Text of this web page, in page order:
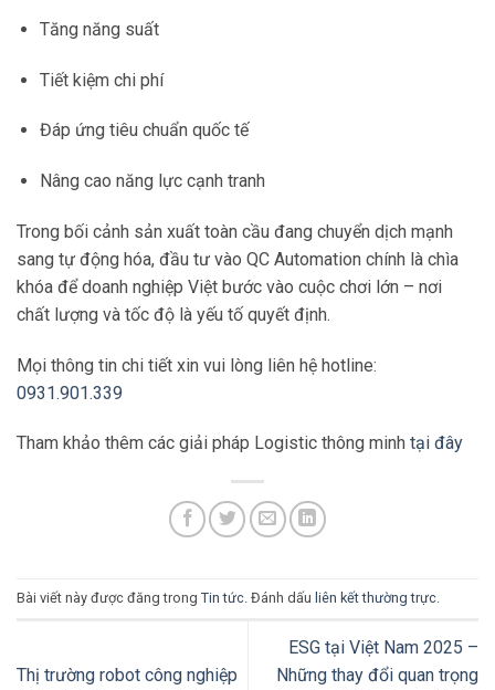
Tăng năng suất
Tiết kiệm chi phí
Đáp ứng tiêu chuẩn quốc tế
Nâng cao năng lực cạnh tranh
Trong bối cảnh sản xuất toàn cầu đang chuyển dịch mạnh
sang tự động hóa, đầu tư vào QC Automation chính là chìa
khóa để doanh nghiệp Việt bước vào cuộc chơi lớn – nơi
chất lượng và tốc độ là yếu tố quyết định.
Mọi thông tin chi tiết xin vui lòng liên hệ hotline:
0931.901.339
Tham khảo thêm các giải pháp Logistic thông minh tại đây
Bài viết này được đăng trong Tin tức . Đánh dấu liên kết thường trực
Thị trường robot công nghiệp
ESG tại Việt Nam 2025 –
Những thay đổi quan trọng